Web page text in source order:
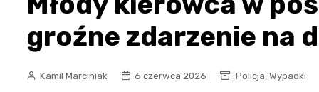
Sport
groźne zdarzenie na
Kamil Marciniak 6 czerwca 2026 Policja, Wypadki